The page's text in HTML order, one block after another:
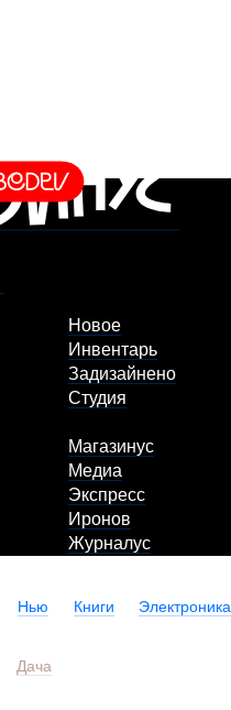
Новое
Инвентарь
Задизайнено
Студия
Магазинус
Медиа
Экспресс
Иронов
Журналус
Нью Книги Электроника
Дача